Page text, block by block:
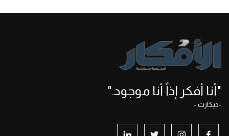
"أنا أفكر إذاً أنا موجود."
-ديكارت -